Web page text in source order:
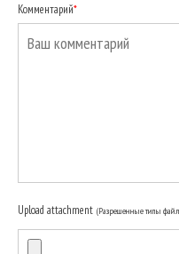
Комментарий*
Upload attachment (Разрешенные типы